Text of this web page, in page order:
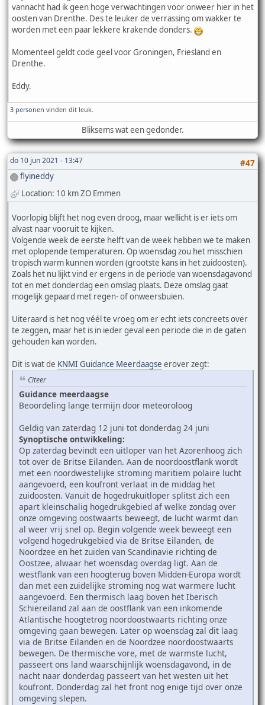
vannacht had ik geen hoge verwachtingen voor onweer hier in het
oosten van Drenthe. Des te leuker de verrassing om wakker te
worden met een paar lekkere krakende donders.
Momenteel geldt code geel voor Groningen, Friesland en
Drenthe.
Eddy.
3 personen vinden dit leuk.
Bliksems wat een gedonder.
do 10 jun 2021 - 13:47
#47
flyineddy
Location: 10 km ZO Emmen
Voorlopig blijft het nog even droog, maar wellicht is er iets om
alvast naar vooruit te kijken.
Volgende week de eerste helft van de week hebben we te maken
met oplopende temperaturen. Op woensdag zou het misschien
tropisch warm kunnen worden (grootste kans in het zuidoosten).
Zoals het nu lijkt vind er ergens in de periode van woensdagavond
tot en met donderdag een omslag plaats. Deze omslag gaat
mogelijk gepaard met regen- of onweersbuien.
Uiteraard is het nog véél te vroeg om er echt iets concreets over
te zeggen, maar het is in ieder geval een periode die in de gaten
gehouden kan worden.
Dit is wat de KNMI Guidance Meerdaagse erover zegt:
Citeer
Guidance meerdaagse
Beoordeling lange termijn door meteoroloog
Geldig van zaterdag 12 juni tot donderdag 24 juni
Synoptische ontwikkeling:
Op zaterdag bevindt een uitloper van het Azorenhoog zich
tot over de Britse Eilanden. Aan de noordoostflank wordt
met een noordwestelijke stroming maritiem polaire lucht
aangevoerd, een koufront verlaat in de middag het
zuidoosten. Vanuit de hogedrukuitloper splitst zich een
apart kleinschalig hogedrukgebied af welke zondag over
onze omgeving oostwaarts beweegt, de lucht warmt dan
al weer vrij snel op. Begin volgende week beweegt een
volgend hogedrukgebied via de Britse Eilanden, de
Noordzee en het zuiden van Scandinavie richting de
Oostzee, alwaar het woensdag overdag ligt. Aan de
westflank van een hoogterug boven Midden-Europa wordt
dan met een zuidelijke stroming nog wat warmere lucht
aangevoerd. Een thermisch laag boven het Iberisch
Schiereiland zal aan de oostflank van een inkomende
Atlantische hoogtetrog noordoostwaarts richting onze
omgeving gaan bewegen. Later op woensdag zal dit laag
via de Britse Eilanden en de Noordzee noordoostwaarts
bewegen. De thermische vore, met de warmste lucht,
passeert ons land waarschijnlijk woensdagavond, in de
nacht naar donderdag passeert van het westen uit het
koufront. Donderdag zal het front nog enige tijd over onze
omgeving slepen.